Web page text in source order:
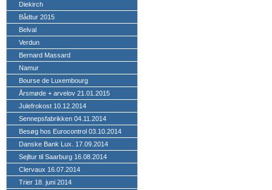
Diekirch
Bådtur 2015
Belval
Verdun
Bernard Massard
Namur
Bourse de Luxembourg
Årsmøde + arvelov 21.01.2015
Julefrokost 10.12.2014
Sennepsfabrikken 04.11.2014
Besøg hos Eurocontrol 03.10.2014
Danske Bank Lux. 17.09.2014
Sejltur til Saarburg 16.08.2014
Clervaux 16.07.2014
Trier 18. juni 2014